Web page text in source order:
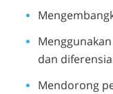
dan
Mendorong